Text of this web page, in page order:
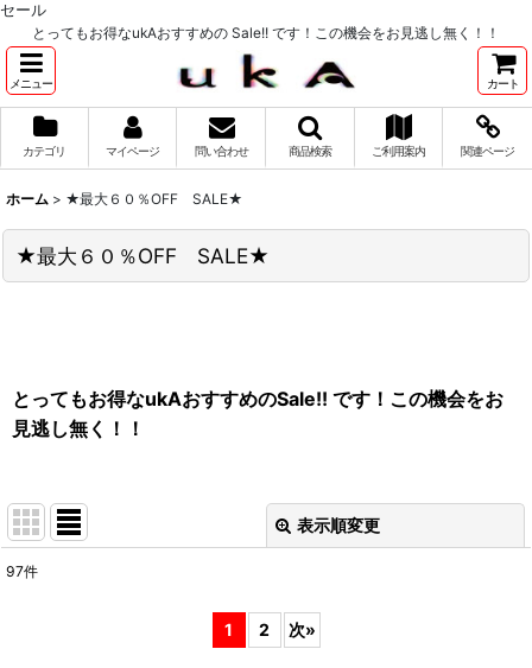
セール
とってもお得なukAおすすめの Sale!! です！この機会をお見逃し無く！！
メニュー カート
カテゴリ マイページ 問い合わせ 商品検索 ご利用案内 関連ページ
ホーム > ★最大６０％OFF SALE★
★最大６０％OFF SALE★
とってもお得なukAおすすめのSale!! です！この機会をお
見逃し無く！！
表示順変更
97件
1 2 次»